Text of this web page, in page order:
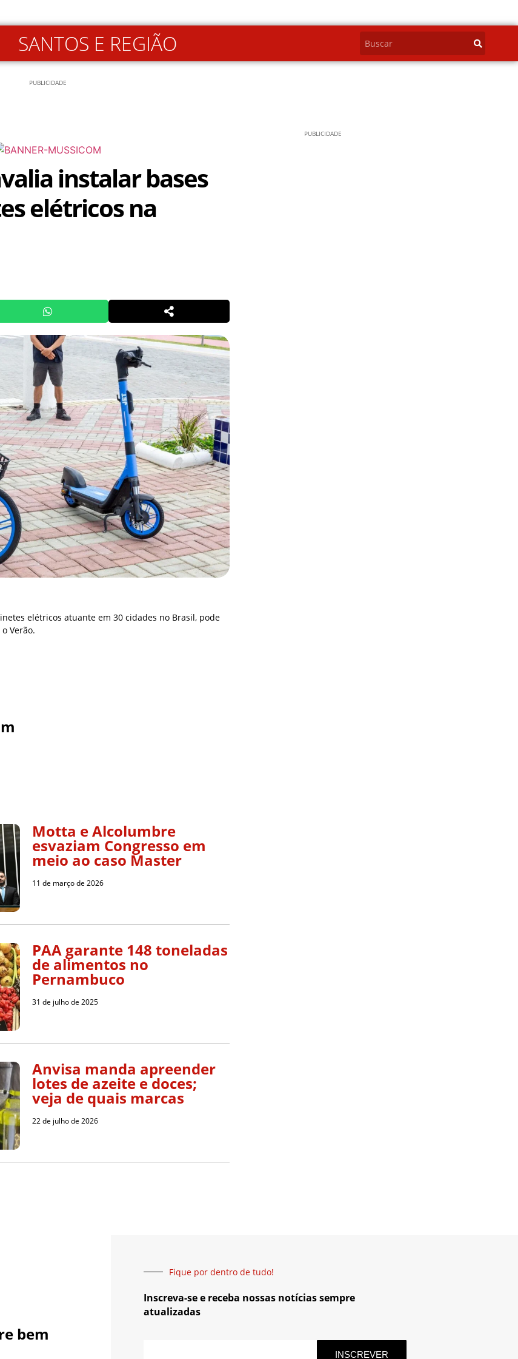
SANTOS E REGIÃO
PUBLICIDADE
instalar bases
elétricos na
elétricos atuante em 30 cidades no Brasil, pode
Verão.
Motta e Alcolumbre
esvaziam Congresso em
meio ao caso Master
11 de março de 2026
PAA garante 148 toneladas
de alimentos no
Pernambuco
31 de julho de 2025
Anvisa manda apreender
lotes de azeite e doces;
veja de quais marcas
22 de julho de 2026
PUBLICIDADE
bem
Fique por dentro de tudo!
Inscreva-se e receba nossas notícias sempre
atualizadas
INSCREVER